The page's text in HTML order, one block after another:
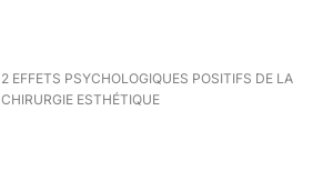
2 EFFETS PSYCHOLOGIQUES POSITIFS DE LA
CHIRURGIE ESTHÉTIQUE